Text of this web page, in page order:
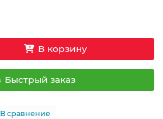
В корзину
Быстрый заказ
В сравнение